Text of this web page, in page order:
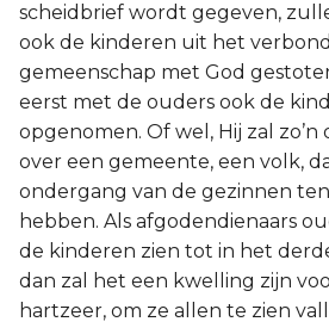
scheidbrief wordt gegeven,
ook de kinderen uit het
gemeenschap met God
eerst met de ouders ook de
opgenomen. Of wel, Hij zal
over een gemeente, een volk,
ondergang van de gezinnen
hebben. Als afgodendienaars
de kinderen zien tot in het
dan zal het een kwelling zijn
hartzeer, om ze allen te zien